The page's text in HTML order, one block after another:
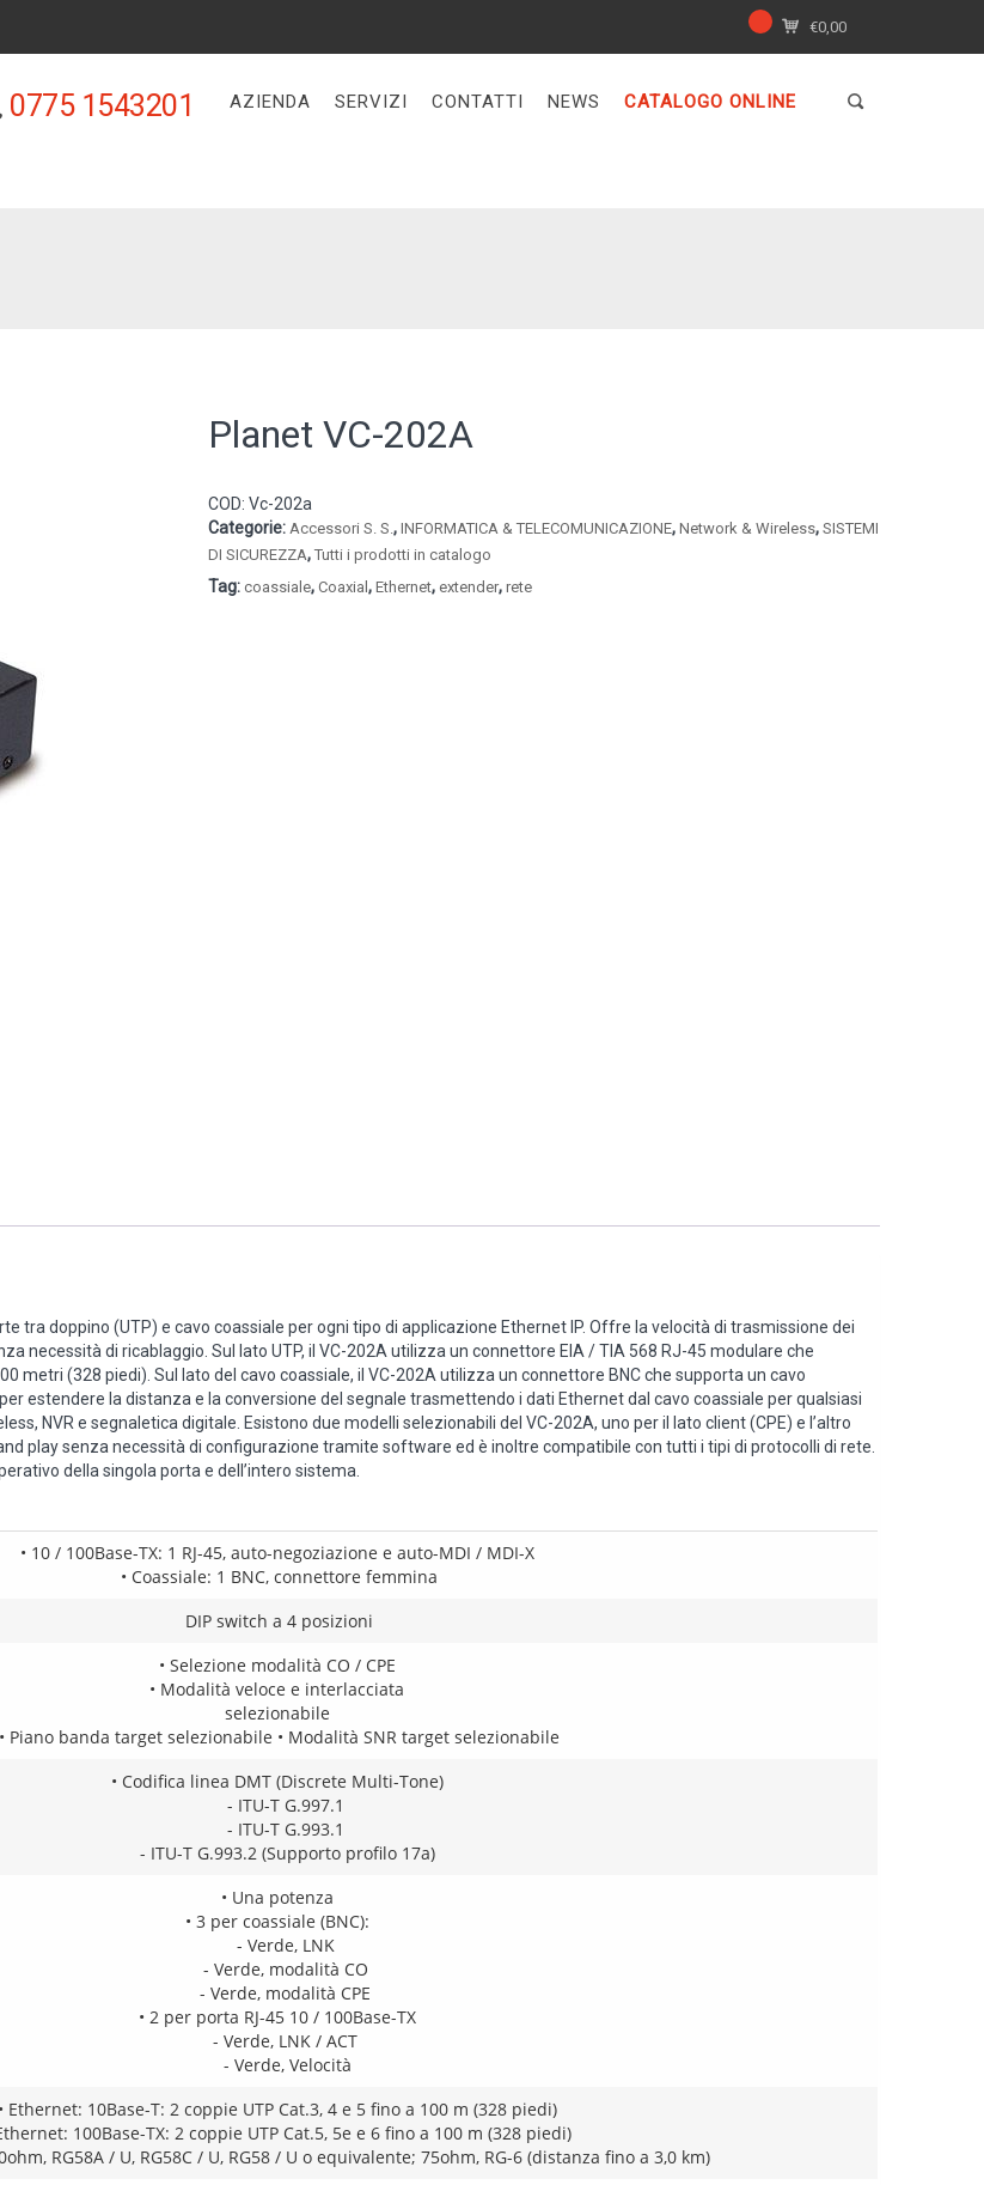
€0,00
0775 1543201 AZIENDA SERVIZI CONTATTI NEWS CATALOGO ONLINE
Planet VC-202A
COD:Vc-202a
Categorie: Accessori S. S.,INFORMATICA & TELECOMUNICAZIONE,Network & Wireless,SISTEMI
DI SICUREZZA,Tutti i prodotti in catalogo
Tag:coassiale,Coaxial,Ethernet, extender,rete
tra doppino (UTP) e cavo coassiale per ogni tipo di applicazione Ethernet IP. Offre la velocità di trasmissione dei
necessità di ricablaggio. Sul lato UTP, il VC-202A utilizza un connettore EIA / TIA 568 RJ-45 modulare che
metri (328 piedi). Sul lato del cavo coassiale, il VC-202A utilizza un connettore BNC che supporta un cavo
estendere la distanza e la conversione del segnale trasmettendo i dati Ethernet dal cavo coassiale per qualsiasi
NVR e segnaletica digitale. Esistono due modelli selezionabili del VC-202A, uno per il lato client (CPE) e l’altro
play senza necessità di configurazione tramite software ed è inoltre compatibile con tutti i tipi di protocolli di rete.
della singola porta e dell’intero sistema.
• 10 / 100Base-TX: 1 RJ-45, auto-negoziazione e auto-MDI / MDI-X
• Coassiale: 1 BNC, connettore femmina
DIP switch a 4 posizioni
• Selezione modalità CO / CPE
• Modalità veloce e interlacciata
selezionabile
• Piano banda target selezionabile • Modalità SNR target selezionabile
• Codifica linea DMT (Discrete Multi-Tone)
- ITU-T G.997.1
- ITU-T G.993.1
- ITU-T G.993.2 (Supporto profilo 17a)
• Una potenza
• 3 per coassiale (BNC):
- Verde, LNK
- Verde, modalità CO
- Verde, modalità CPE
• 2 per porta RJ-45 10 / 100Base-TX
- Verde, LNK / ACT
- Verde, Velocità
• Ethernet: 10Base-T: 2 coppie UTP Cat.3, 4 e 5 fino a 100 m (328 piedi)
100Base-TX: 2 coppie UTP Cat.5, 5e e 6 fino a 100 m (328 piedi)
RG58A / U, RG58C / U, RG58 / U o equivalente; 75ohm, RG-6 (distanza fino a 3,0 km)